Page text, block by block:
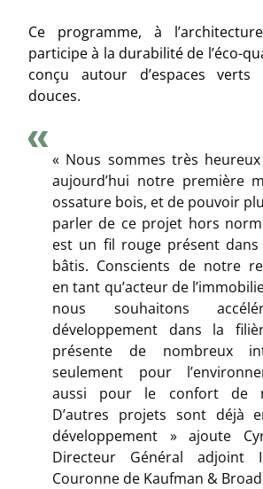
Ce programme, à
participe à la durabilité de l’éco-
conçu autour d’espaces
douces.
« Nous sommes très
aujourd’hui notre première
ossature bois, et de pouvoir
parler de ce projet hors
est un fil rouge présent dans
bâtis. Conscients de notre
en tant qu’acteur de
nous souhaitons
développement dans la
présente de nombreux
seulement pour
aussi pour le confort de
D’autres projets sont déjà
développement » ajoute
Directeur Général adjoint
Couronne de Kaufman &